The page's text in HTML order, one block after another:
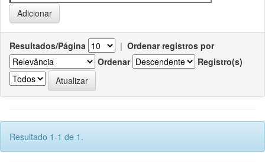
Resultados/Página | Ordenar registros por
Ordenar
Registro(s)
Resultado 1-1 de 1.